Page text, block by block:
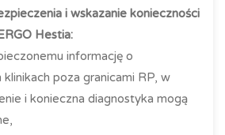
i wskazanie konieczności
Hestia:
informację o
poza granicami RP, w
i konieczna diagnostyka mogą